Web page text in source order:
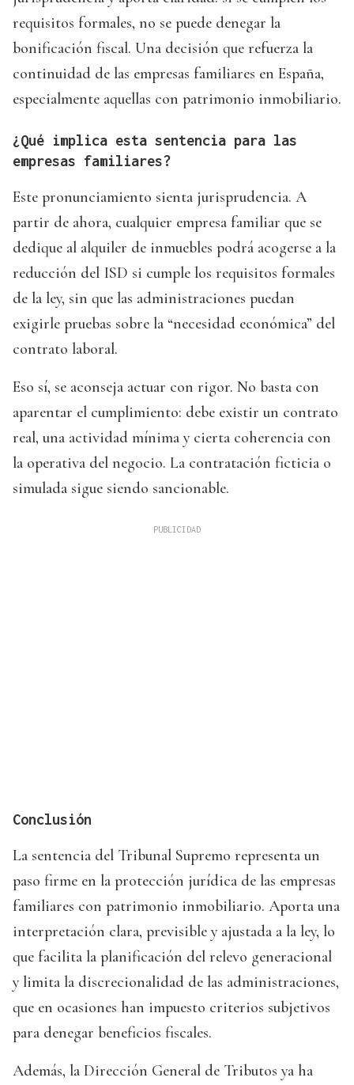
requisitos formales, no se puede denegar la
bonificación fiscal. Una decisión que refuerza la
continuidad de las empresas familiares en España,
especialmente aquellas con patrimonio inmobiliario.
¿Qué implica esta sentencia para las
empresas familiares?
Este pronunciamiento sienta jurisprudencia. A
partir de ahora, cualquier empresa familiar que se
dedique al alquiler de inmuebles podrá acogerse a la
reducción del ISD si cumple los requisitos formales
de la ley, sin que las administraciones puedan
exigirle pruebas sobre la “necesidad económica” del
contrato laboral.
Eso sí, se aconseja actuar con rigor. No basta con
aparentar el cumplimiento: debe existir un contrato
real, una actividad mínima y cierta coherencia con
la operativa del negocio. La contratación ficticia o
simulada sigue siendo sancionable.
Conclusión
La sentencia del Tribunal Supremo representa un
paso firme en la protección jurídica de las empresas
familiares con patrimonio inmobiliario. Aporta una
interpretación clara, previsible y ajustada a la ley, lo
que facilita la planificación del relevo generacional
y limita la discrecionalidad de las administraciones,
que en ocasiones han impuesto criterios subjetivos
para denegar beneficios fiscales.
Además, la Dirección General de Tributos ya ha